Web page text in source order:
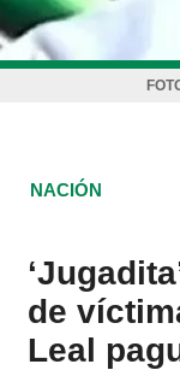
NACIÓN
de
Leal